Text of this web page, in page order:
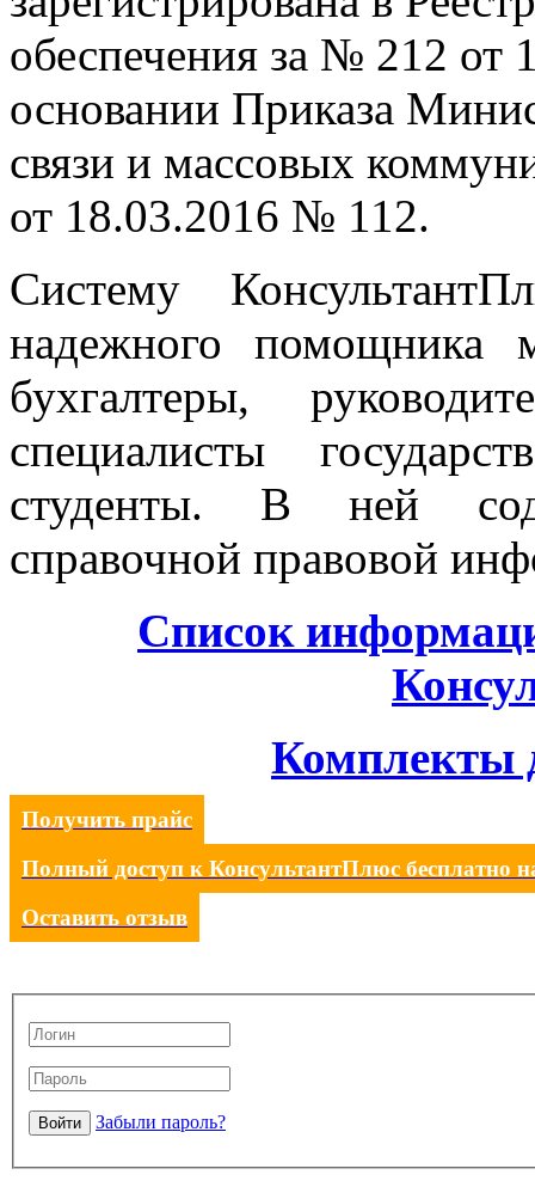
обеспечения за № 212 от
основании Приказа
связи и массовых
от 18.03.2016 № 112.
Систему
надежного помощника
бухгалтеры,
специалисты
студенты. В ней
справочной правовой
Список
Комплекты
Получить прайс
Полный доступ к КонсультантПлюс бесплатно
Оставить отзыв
Забыли пароль?